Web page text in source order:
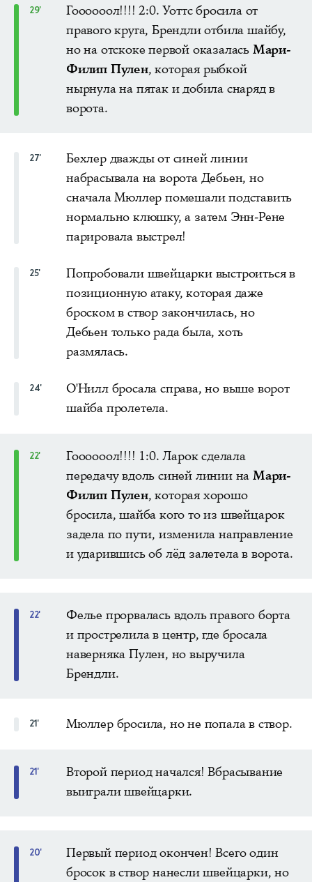
29'
Гоооооол!!!! 2:0. Уоттс бросила от
правого круга, Брендли отбила шайбу,
но на отскоке первой оказалась Мари-
Филип Пулен, которая рыбкой
нырнула на пятак и добила снаряд в
ворота.
27'
Бехлер дважды от синей линии
набрасывала на ворота Дебьен, но
сначала Мюллер помешали подставить
нормально клюшку, а затем Энн-Рене
парировала выстрел!
25'
Попробовали швейцарки выстроиться в
позиционную атаку, которая даже
броском в створ закончилась, но
Дебьен только рада была, хоть
размялась.
24'
О'Нилл бросала справа, но выше ворот
шайба пролетела.
22'
Гоооооол!!!! 1:0. Ларок сделала
передачу вдоль синей линии наМари-
Филип Пулен, которая хорошо
бросила, шайба кого то из швейцарок
задела по пути, изменила направление
и ударившись об лёд залетела в ворота.
22'
Фелье прорвалась вдоль правого борта
и прострелила в центр, где бросала
наверняка Пулен, но выручила
Брендли.
21' Мюллер бросила, но не попала в створ.
21'
Второй период начался! Вбрасывание
выиграли швейцарки.
20'
Первый период окончен! Всего один
бросок в створ нанесли швейцарки, но